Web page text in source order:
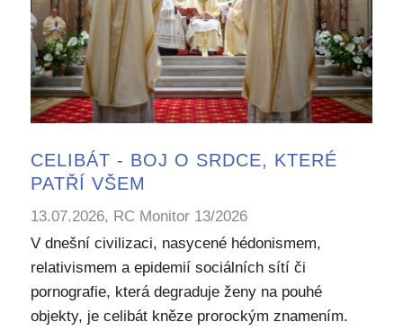
CELIBÁT - BOJ O SRDCE, KTERÉ
PATŘÍ VŠEM
13.07.2026, RC Monitor 13/2026
V dnešní civilizaci, nasycené hédonismem,
relativismem a epidemií sociálních sítí či
pornografie, která degraduje ženy na pouhé
objekty, je celibát kněze prorockým znamením.